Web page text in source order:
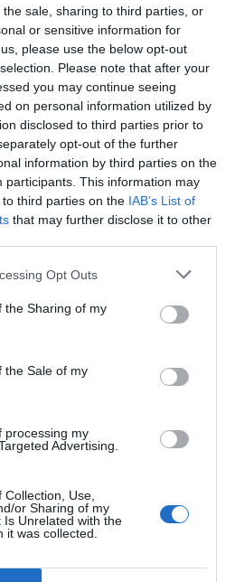
sale, sharing to third parties, or
or sensitive information for
please use the below opt-out
Please note that after your
you may continue seeing
on personal information utilized by
disclosed to third parties prior to
opt-out of the further
information by third parties on the
participants. This information may
third parties on the IAB’s List of
that may further disclose it to other
Opt Outs
the Sharing of my
the Sale of my
processing my
Advertising.
Use,
or Sharing of my
Is Unrelated with the
it was collected.